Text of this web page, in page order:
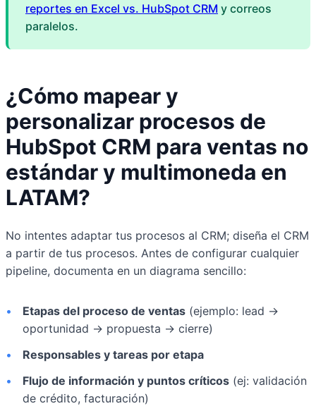
reportes en Excel vs. HubSpot CRM y correos
paralelos.
¿Cómo mapear y
personalizar procesos de
HubSpot CRM para ventas no
estándar y multimoneda en
LATAM?
No intentes adaptar tus procesos al CRM; diseña el CRM
a partir de tus procesos. Antes de configurar cualquier
pipeline, documenta en un diagrama sencillo:
• Etapas del proceso de ventas (ejemplo: lead →
oportunidad → propuesta → cierre)
•
Responsables y tareas por etapa
•
Flujo de información y puntos críticos (ej: validación
de crédito, facturación)